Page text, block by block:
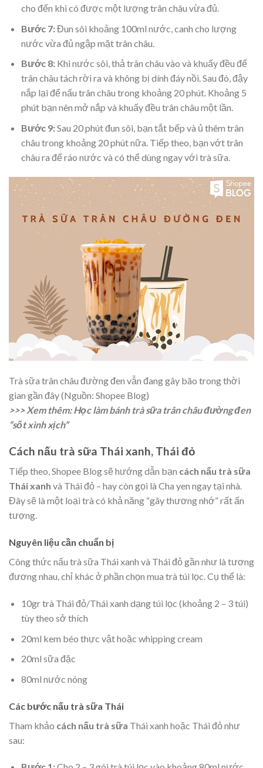
cho đến khi có được một lượng trân châu vừa đủ.
Bước 7:Đun sôi khoảng 100ml nước, canh cho lượng
nước vừa đủ ngập mặt trân châu.
Bước 8:Khi nước sôi, thả trân châu vào và khuấy đều để
trân châu tách rời ra và không bị dính đáy nồi. Sau đó, đậy
nắp lại để nấu trân châu trong khoảng 20 phút. Khoảng 5
phút bạn nên mở nắp và khuấy đều trân châu một lần.
Bước 9:Sau 20 phút đun sôi, bạn tắt bếp và ủ thêm trân
châu trong khoảng 20 phút nữa. Tiếp theo, bạn vớt trân
châu ra để ráo nước và có thể dùng ngay với trà sữa.
Trà sữa trân châu đường đen vẫn đang gây bão trong thời
gian gần đây (Nguồn: Shopee Blog)
>>> Xem thêm:Học làm bánh trà sữa trân châu đường đen
“sốt xình xịch”
Cách nấu trà sữa Thái xanh, Thái đỏ
Tiếp theo, Shopee Blog sẽ hướng dẫn bạn cách nấu trà sữa
Thái xanh và Thái đỏ – hay còn gọi là Cha yen ngay tại nhà.
Đây sẽ là một loại trà có khả năng “gây thương nhớ” rất ấn
tượng.
Nguyên liệu cần chuẩn bị
Công thức nấu trà sữa Thái xanh và Thái đỏ gần như là tương
đương nhau, chỉ khác ở phần chọn mua trà túi lọc. Cụ thể là:
10grtrà Thái đỏ/Thái xanh dạng túi lọc (khoảng 2 – 3 túi)
tùy theo sở thích
20ml kem béo thực vật hoặc whipping cream
20ml sữa đặc
80ml nước nóng
Các bước nấu trà sữa Thái
Tham khảo cách nấu trà sữa Thái xanh hoặc Thái đỏ như
sau: